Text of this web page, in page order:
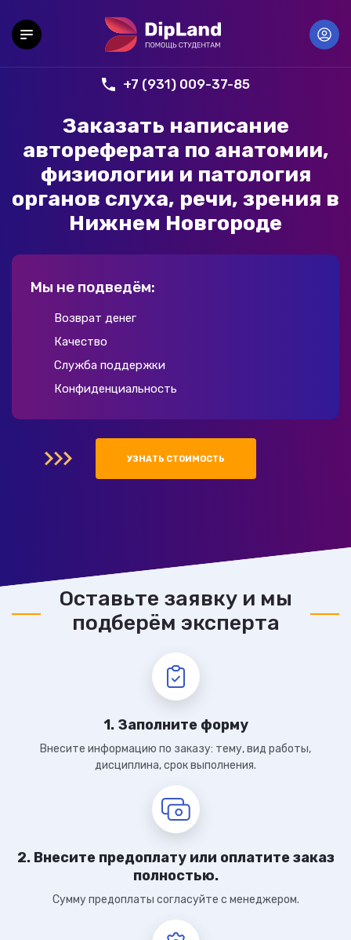
+7 (931) 009-37-85
Заказать написание
автореферата по анатомии,
физиологии и патология
органов слуха, речи, зрения в
Нижнем Новгороде
Мы не подведём:
Возврат денег
Качество
Служба поддержки
Конфиденциальность
УЗНАТЬ СТОИМОСТЬ
Оставьте заявку и мы
подберём эксперта
1. Заполните форму
Внесите информацию по заказу: тему, вид работы,
дисциплина, срок выполнения.
2. Внесите предоплату или оплатите заказ
полностью.
Сумму предоплаты согласуйте с менеджером.